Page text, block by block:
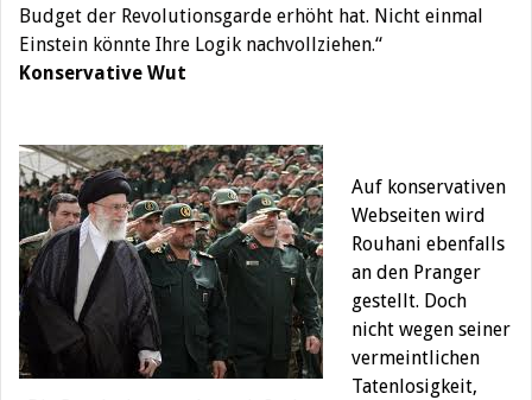
Budget der Revolutionsgarde erhöht hat. Nicht einmal
Einstein könnte Ihre Logik nachvollziehen.“
Konservative Wut
Auf konservativen
Webseiten wird
Rouhani ebenfalls
an den Pranger
gestellt. Doch
nicht wegen seiner
vermeintlichen
Tatenlosigkeit,